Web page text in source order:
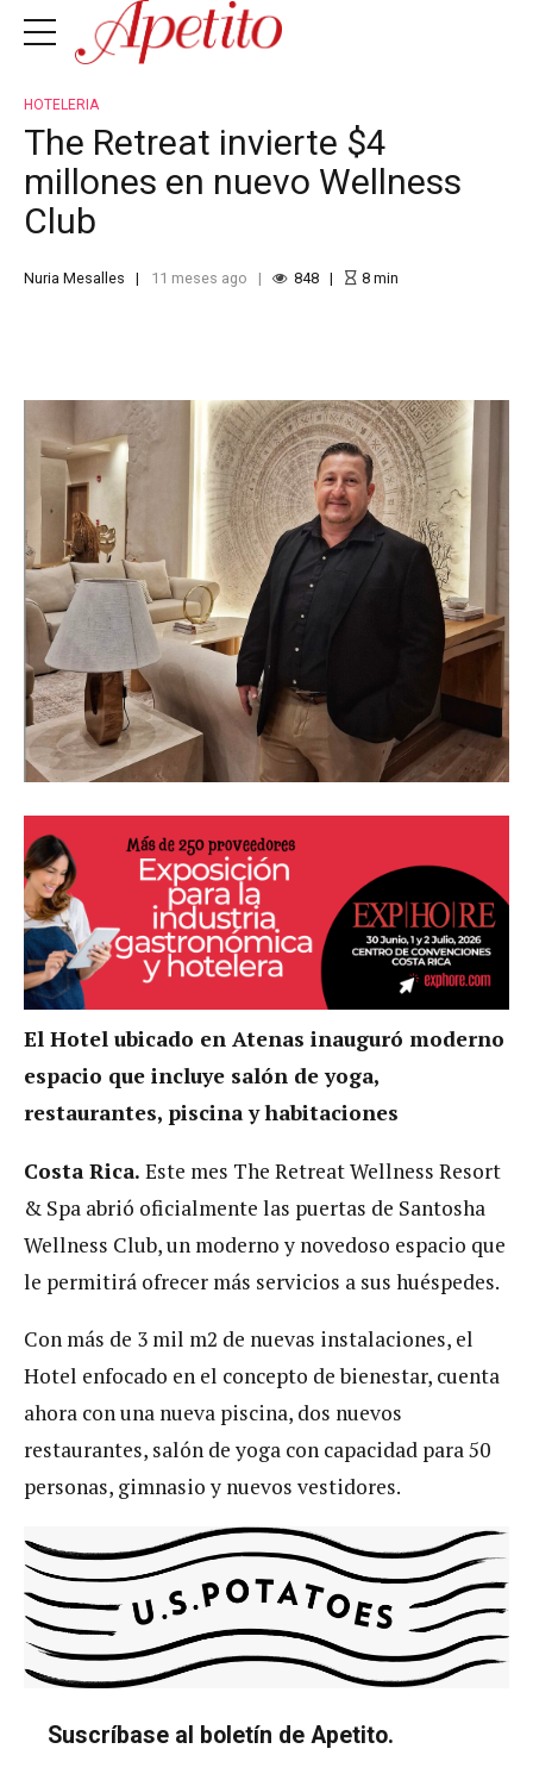
HOTELERIA
The Retreat invierte $4
millones en nuevo Wellness
Club
Nuria Mesalles 11 meses ago 848 8min
El Hotel ubicado en Atenas inauguró moderno
espacio que incluye salón de yoga,
restaurantes, piscina y habitaciones
Costa Rica. Este mes The Retreat Wellness Resort
& Spa abrió oficialmente las puertas de Santosha
Wellness Club, un moderno y novedoso espacio que
le permitirá ofrecer más servicios a sus huéspedes.
Con más de 3 mil m2 de nuevas instalaciones, el
Hotel enfocado en el concepto de bienestar, cuenta
ahora con una nueva piscina, dos nuevos
restaurantes, salón de yoga con capacidad para 50
personas, gimnasio y nuevos vestidores.
Suscríbase al boletín de Apetito.